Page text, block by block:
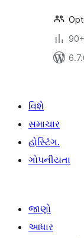
વિશે
સમાચાર
હોસ્ટિંગ.
ગોપનીયતા
જાણો
આધાર